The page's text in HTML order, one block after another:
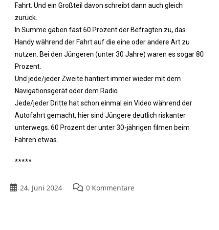
Fahrt. Und ein Großteil davon schreibt dann auch gleich
zurück.
In Summe gaben fast 60 Prozent der Befragten zu, das
Handy während der Fahrt auf die eine oder andere Art zu
nutzen. Bei den Jüngeren (unter 30 Jahre) waren es sogar 80
Prozent.
Und jede/jeder Zweite hantiert immer wieder mit dem
Navigationsgerät oder dem Radio.
Jede/jeder Dritte hat schon einmal ein Video während der
Autofahrt gemacht, hier sind Jüngere deutlich riskanter
unterwegs. 60 Prozent der unter 30-jährigen filmen beim
Fahren etwas.
*****
24. Juni 2024 0 Kommentare